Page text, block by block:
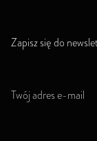
Zapisz się do
S